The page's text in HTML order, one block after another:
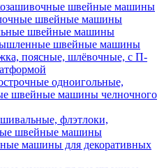
швейные машины
швейные машины
швейные машины
швейные машины
поясные, шлёвочные, с П-
одноигольные,
швейные машины челночного
флэтлоки,
швейные машины
машины для декоративных